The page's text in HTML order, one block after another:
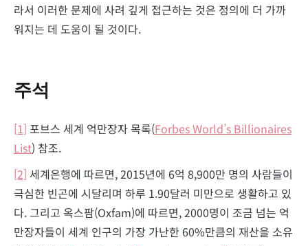
라서 이러한 문제에 사려 깊게 접근하는 것은 정의에 더 가까
워지는 데 도움이 될 것이다.
주석
[1] 포브스 세계 억만장자 목록(Forbes World’s Billionaires
List) 참조.
[2] 세계은행에 따르면, 2015년에 6억 8,900만 명의 사람들이
극심한 빈곤에 시달리며 하루 1.90달러 미만으로 생활하고 있
다. 그리고 옥스팜(Oxfam)에 따르면, 2000명이 조금 넘는 억
만장자들이 세계 인구의 가장 가난한 60%만큼의 재산을 소유